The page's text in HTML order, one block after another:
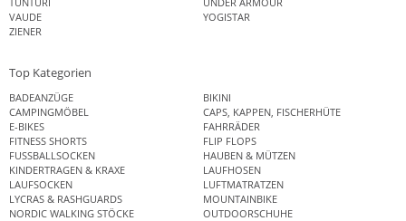
VAUDE
YOGISTAR
ZIENER
Top Kategorien
BADEANZÜGE
BIKINI
CAMPINGMÖBEL
CAPS, KAPPEN, FISCHERHÜTE
E-BIKES
FAHRRÄDER
FITNESS SHORTS
FLIP FLOPS
FUSSBALLSOCKEN
HAUBEN & MÜTZEN
KINDERTRAGEN & KRAXE
LAUFHOSEN
LAUFSOCKEN
LUFTMATRATZEN
LYCRAS & RASHGUARDS
MOUNTAINBIKE
NORDIC WALKING STÖCKE
OUTDOORSCHUHE